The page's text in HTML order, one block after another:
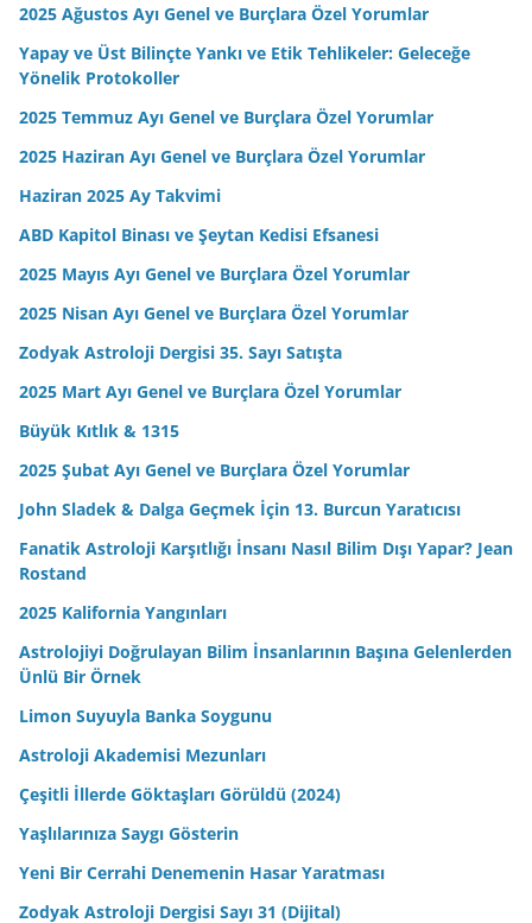
2025 Ağustos Ayı Genel ve Burçlara Özel Yorumlar
Yapay ve Üst Bilinçte Yankı ve Etik Tehlikeler: Geleceğe
Yönelik Protokoller
2025 Temmuz Ayı Genel ve Burçlara Özel Yorumlar
2025 Haziran Ayı Genel ve Burçlara Özel Yorumlar
Haziran 2025 Ay Takvimi
ABD Kapitol Binası ve Şeytan Kedisi Efsanesi
2025 Mayıs Ayı Genel ve Burçlara Özel Yorumlar
2025 Nisan Ayı Genel ve Burçlara Özel Yorumlar
Zodyak Astroloji Dergisi 35. Sayı Satışta
2025 Mart Ayı Genel ve Burçlara Özel Yorumlar
Büyük Kıtlık & 1315
2025 Şubat Ayı Genel ve Burçlara Özel Yorumlar
John Sladek & Dalga Geçmek İçin 13. Burcun Yaratıcısı
Fanatik Astroloji Karşıtlığı İnsanı Nasıl Bilim Dışı Yapar? Jean
Rostand
2025 Kalifornia Yangınları
Astrolojiyi Doğrulayan Bilim İnsanlarının Başına Gelenlerden
Ünlü Bir Örnek
Limon Suyuyla Banka Soygunu
Astroloji Akademisi Mezunları
Çeşitli İllerde Göktaşları Görüldü (2024)
Yaşlılarınıza Saygı Gösterin
Yeni Bir Cerrahi Denemenin Hasar Yaratması
Zodyak Astroloji Dergisi Sayı 31 (Dijital)